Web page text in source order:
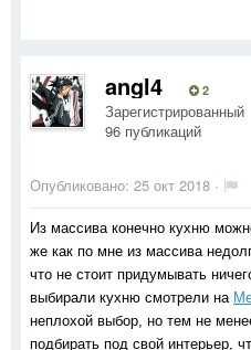
angl4 2
Зарегистрированный
96 публикаций
Опубликовано: 25 окт 2018 ·
Из массива конечно кухню
же как по мне из массива
что не стоит придумывать
выбирали кухню смотрели на
неплохой выбор, но тем не
подбирать под свой интерьер,